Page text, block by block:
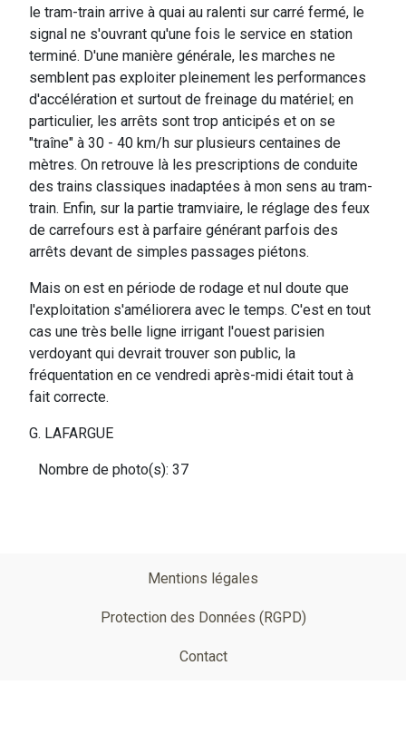
le tram-train arrive à quai au ralenti sur carré fermé, le
signal ne s'ouvrant qu'une fois le service en station
terminé. D'une manière générale, les marches ne
semblent pas exploiter pleinement les performances
d'accélération et surtout de freinage du matériel; en
particulier, les arrêts sont trop anticipés et on se
"traîne" à 30 - 40 km/h sur plusieurs centaines de
mètres. On retrouve là les prescriptions de conduite
des trains classiques inadaptées à mon sens au tram-
train. Enfin, sur la partie tramviaire, le réglage des feux
de carrefours est à parfaire générant parfois des
arrêts devant de simples passages piétons.
Mais on est en période de rodage et nul doute que
l'exploitation s'améliorera avec le temps. C'est en tout
cas une très belle ligne irrigant l'ouest parisien
verdoyant qui devrait trouver son public, la
fréquentation en ce vendredi après-midi était tout à
fait correcte.
G. LAFARGUE
Nombre de photo(s): 37
Mentions légales
Protection des Données (RGPD)
Contact